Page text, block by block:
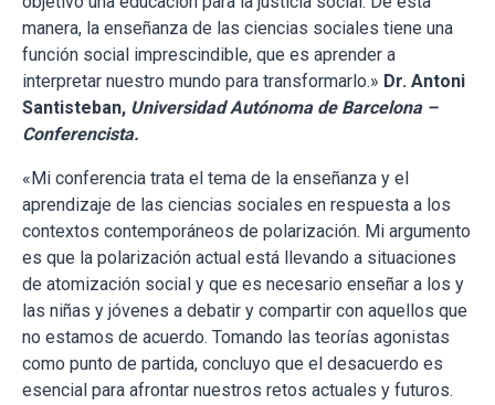
manera, la enseñanza de las ciencias sociales tiene una
función social imprescindible, que es aprender a
interpretar nuestro mundo para transformarlo.» Dr. Antoni
Santisteban, Universidad Autónoma de Barcelona –
Conferencista.
«Mi conferencia trata el tema de la enseñanza y el
aprendizaje de las ciencias sociales en respuesta a los
contextos contemporáneos de polarización. Mi argumento
es que la polarización actual está llevando a situaciones
de atomización social y que es necesario enseñar a los y
las niñas y jóvenes a debatir y compartir con aquellos que
no estamos de acuerdo. Tomando las teorías agonistas
como punto de partida, concluyo que el desacuerdo es
esencial para afrontar nuestros retos actuales y futuros.